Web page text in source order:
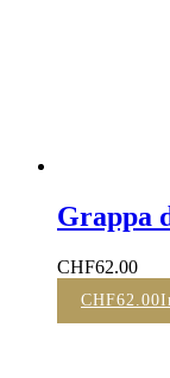
Grappa
CHF62.00
CHF62.00